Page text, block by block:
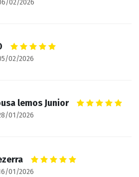
02/2026
02/2026
lemos Junior
01/2026
01/2026